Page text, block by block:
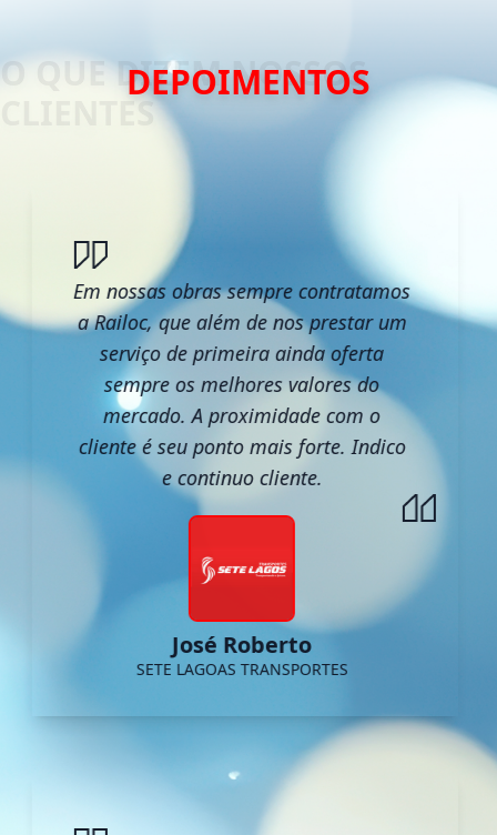
DEPOIMENTOS
Em nossas obras sempre contratamos
a Railoc, que além de nos prestar um
serviço de primeira ainda oferta
sempre os melhores valores do
mercado. A proximidade com o
cliente é seu ponto mais forte. Indico
e continuo cliente.
José Roberto
SETE LAGOAS TRANSPORTES